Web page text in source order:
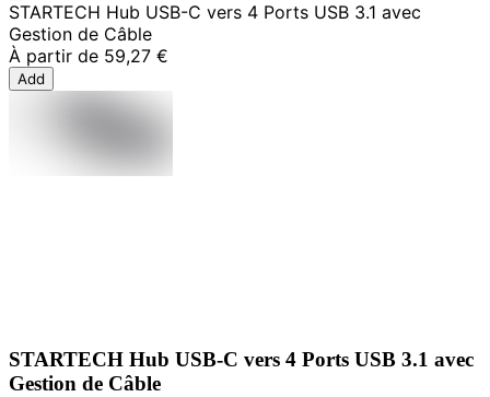
STARTECH Hub USB-C vers 4 Ports USB 3.1 avec
Gestion de Câble
À partir de 59,27 €
Add
STARTECH Hub USB-C vers 4 Ports USB 3.1 avec
Gestion de Câble